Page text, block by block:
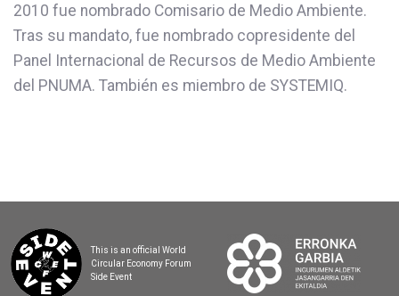
2010 fue nombrado Comisario de Medio Ambiente.
Tras su mandato, fue nombrado copresidente del
Panel Internacional de Recursos de Medio Ambiente
del PNUMA. También es miembro de SYSTEMIQ.
This is an official World
Circular Economy Forum
Side Event